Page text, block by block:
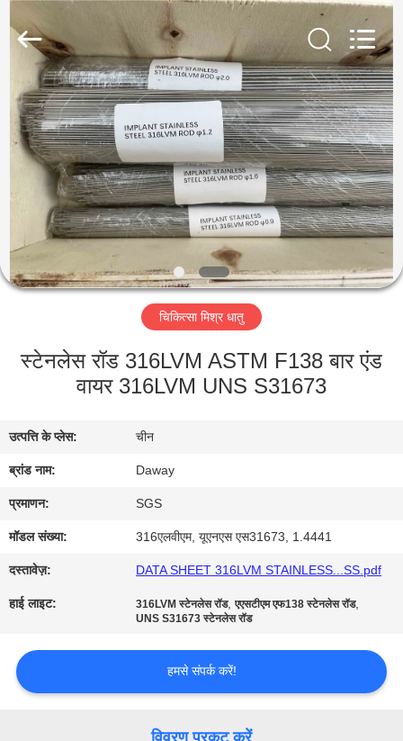
घर
उत्पादों
वीडियो
हमारे
बारे
कारखाना
गुणवत्ता
नियंत्रण
संपर्क
करें
एक
उद्धरण
Steel
Co.,
Reserved.
चिकित्सा मिश्र धातु
स्टेनलेस रॉड 316LVM ASTM F138 बार एंड
वायर 316LVM UNS S31673
उत्पत्ति के प्लेस: चीन
ब्रांड नाम: Daway
प्रमाणन: SGS
मॉडल संख्या: 316एलवीएम, यूएनएस एस31673, 1.4441
दस्तावेज़: DATA SHEET 316LVM STAINLESS...SS.pdf
हाई लाइट: 316LVM स्टेनलेस रॉड,एएसटीएम एफ138 स्टेनलेस रॉड,
UNS S31673 स्टेनलेस रॉड
हमसे संपर्क करें!
विवरण प्रकट करें